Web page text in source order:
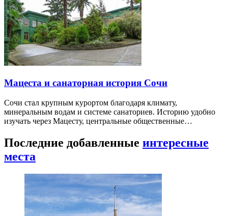
Мацеста и санаторная история Сочи
Сочи стал крупным курортом благодаря климату,
минеральным водам и системе санаториев. Историю удобно
изучать через Мацесту, центральные общественные…
Последние добавленные интересные
места